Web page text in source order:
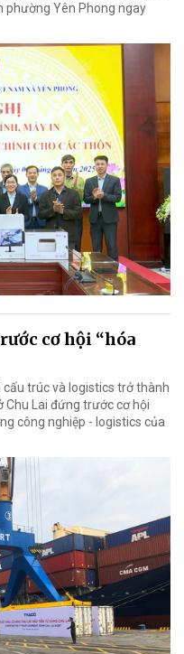
Yên Phong ngay
cơ hội “hóa
trúc và logistics trở thành
Chu Lai đứng trước cơ hội
công nghiệp - logistics của